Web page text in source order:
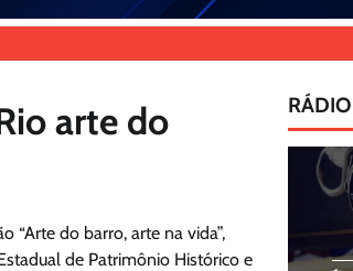
arte do
“Arte do barro, arte na vida”,
de Patrimônio Histórico e